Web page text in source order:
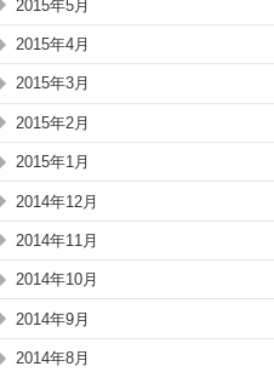
2015年5月
2015年4月
2015年3月
2015年2月
2015年1月
2014年12月
2014年11月
2014年10月
2014年9月
2014年8月